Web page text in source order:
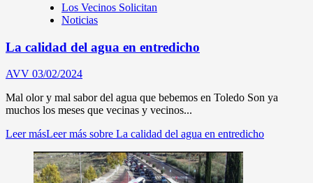
Los Vecinos Solicitan
Noticias
La calidad del agua en entredicho
AVV 03/02/2024
Mal olor y mal sabor del agua que bebemos en Toledo Son ya
muchos los meses que vecinas y vecinos...
Leer másLeer más sobre La calidad del agua en entredicho